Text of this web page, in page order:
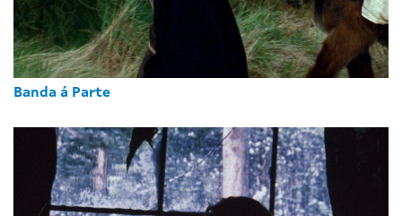
Banda á Parte